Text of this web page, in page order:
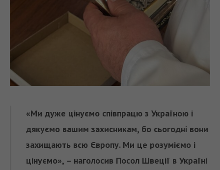
«Ми дуже цінуємо співпрацю з Україною і
дякуємо вашим захисникам, бо сьогодні вони
захищають всю Європу. Ми це розуміємо і
цінуємо», – наголосив Посол Швеції в Україні